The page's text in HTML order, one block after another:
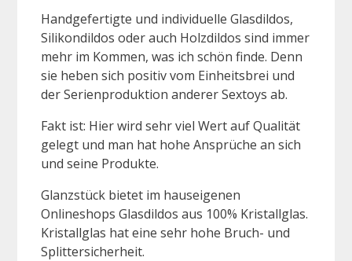
Handgefertigte und individuelle Glasdildos,
Silikondildos oder auch Holzdildos sind immer
mehr im Kommen, was ich schön finde. Denn
sie heben sich positiv vom Einheitsbrei und
der Serienproduktion anderer Sextoys ab.
Fakt ist: Hier wird sehr viel Wert auf Qualität
gelegt und man hat hohe Ansprüche an sich
und seine Produkte.
Glanzstück bietet im hauseigenen
Onlineshops Glasdildos aus 100% Kristallglas.
Kristallglas hat eine sehr hohe Bruch- und
Splittersicherheit.